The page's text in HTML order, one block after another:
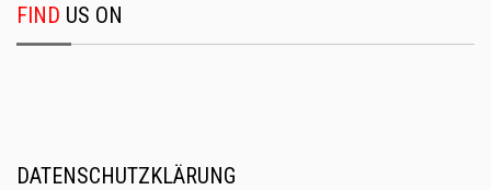
FIND US ON
DATENSCHUTZKLÄRUNG